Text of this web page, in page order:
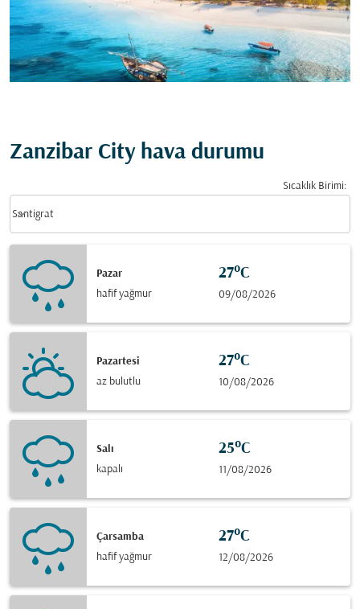
Zanzibar City hava durumu
Sıcaklık Birimi:
Santigrat
keyboard_arrow_down
Pazar
hafif yağmur
27°C
09/08/2026
Pazartesi
az bulutlu
27°C
10/08/2026
Salı
kapalı
25°C
11/08/2026
Çarsamba
hafif yağmur
27°C
12/08/2026